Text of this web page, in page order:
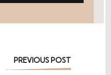
PostPREVIOUS POST